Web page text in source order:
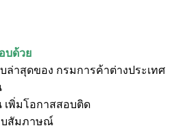
บด้วย
าสุดของ กรมการค้าต่างประเทศ
พิ่มโอกาสสอบติด
บสัมภาษณ์